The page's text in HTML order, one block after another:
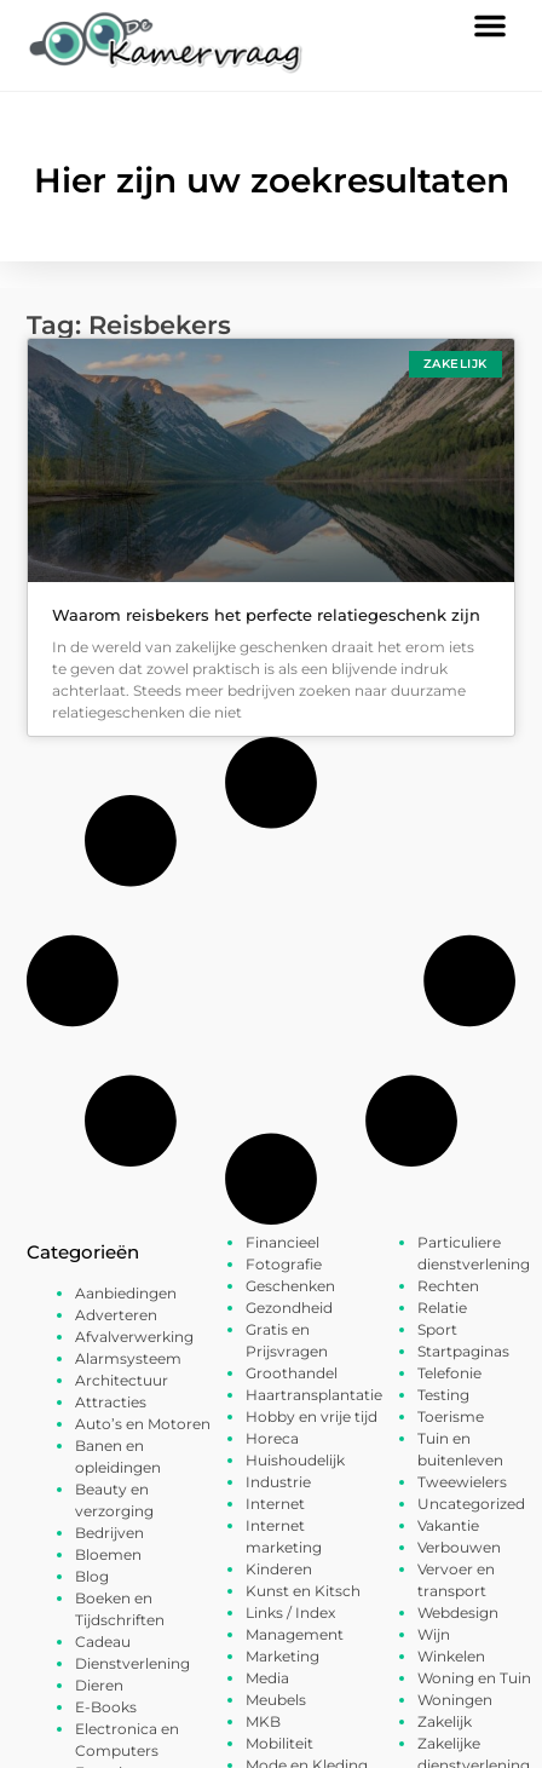
Hier zijn uw zoekresultaten
Tag: Reisbekers
ZAKELIJK
Waarom reisbekers het perfecte relatiegeschenk zijn
In de wereld van zakelijke geschenken draait het erom iets
te geven dat zowel praktisch is als een blijvende indruk
achterlaat. Steeds meer bedrijven zoeken naar duurzame
relatiegeschenken die niet
Categorieën
Aanbiedingen
Adverteren
Afvalverwerking
Alarmsysteem
Architectuur
Attracties
Auto’s en Motoren
Banen en
opleidingen
Beauty en
verzorging
Bedrijven
Bloemen
Blog
Boeken en
Tijdschriften
Cadeau
Dienstverlening
Dieren
E-Books
Electronica en
Computers
Financieel
Fotografie
Geschenken
Gezondheid
Gratis en
Prijsvragen
Groothandel
Haartransplantatie
Hobby en vrije tijd
Horeca
Huishoudelijk
Industrie
Internet
Internet
marketing
Kinderen
Kunst en Kitsch
Links / Index
Management
Marketing
Media
Meubels
MKB
Mobiliteit
Particuliere
dienstverlening
Rechten
Relatie
Sport
Startpaginas
Telefonie
Testing
Toerisme
Tuin en
buitenleven
Tweewielers
Uncategorized
Vakantie
Verbouwen
Vervoer en
transport
Webdesign
Wijn
Winkelen
Woning en Tuin
Woningen
Zakelijk
Zakelijke